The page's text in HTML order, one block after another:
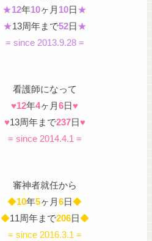
★12年10ヶ月 10日★
★13周年まで52日★
= since 2013.9.28 =
看護師になって
♥12年4ヶ月6日♥
♥13周年まで237日♥
= since 2014.4.1 =
審神者就任から
◆10年5ヶ月6日◆
◆11周年まで206日◆
= since 2016.3.1 =